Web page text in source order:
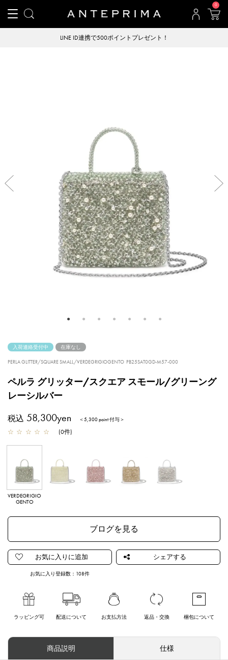
0
LINE ID連携で500ポイントプレゼント！
入荷連絡受付中 在庫なし
PERLA GLITTER/SQUARE SMALL/VERDEGRIGIOGENTO PB25SAT0GD-M57-000
ペルラ グリッター/スクエア スモール/グリーング
レーシルバー
税込 58,300yen ＜5,300 point 付与＞
☆ ☆ ☆ ☆ ☆ (0件)
VERDEGRIGIO
GENTO
ブログを見る
お気に入り登録数： 108件
ラッピング可 配送について お支払方法 返品・交換 梱包について
商品説明 仕様